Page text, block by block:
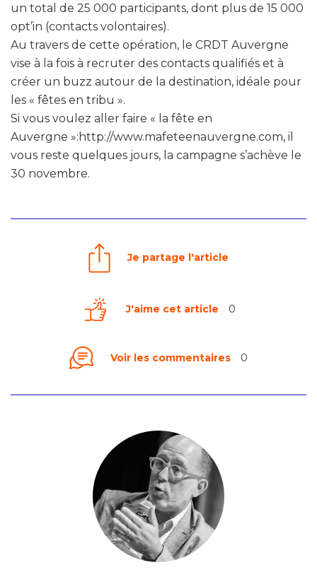
un total de 25 000 participants, dont plus de 15 000
opt’in (contacts volontaires).
Au travers de cette opération, le CRDT Auvergne
vise à la fois à recruter des contacts qualifiés et à
créer un buzz autour de la destination, idéale pour
les « fêtes en tribu ».
Si vous voulez aller faire « la fête en
Auvergne »:http://www.mafeteenauvergne.com, il
vous reste quelques jours, la campagne s’achève le
30 novembre.
Je partage l'article
J'aime cet article 0
Voir les commentaires 0